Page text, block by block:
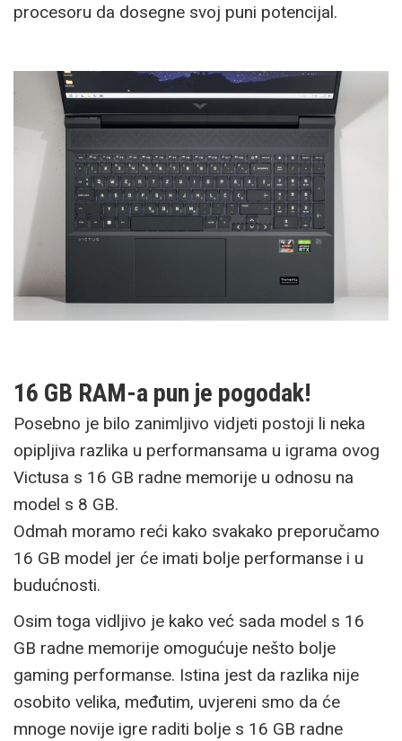
procesoru da dosegne svoj puni potencijal.
16 GB RAM-a pun je pogodak!
Posebno je bilo zanimljivo vidjeti postoji li neka
opipljiva razlika u performansama u igrama ovog
Victusa s 16 GB radne memorije u odnosu na
model s 8 GB.
Odmah moramo reći kako svakako preporučamo
16 GB model jer će imati bolje performanse i u
budućnosti.
Osim toga vidljivo je kako već sada model s 16
GB radne memorije omogućuje nešto bolje
gaming performanse. Istina jest da razlika nije
osobito velika, međutim, uvjereni smo da će
mnoge novije igre raditi bolje s 16 GB radne